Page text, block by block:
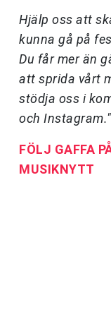
Hjälp oss att
kunna gå på
Du får mer än
att sprida vårt
stödja oss i
och Instagram."
FÖLJ GAFFA
MUSIKNYTT